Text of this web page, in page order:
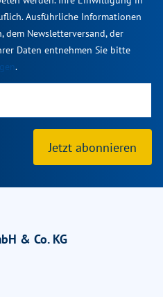
Ausführliche Informationen
Newsletterversand, der
Daten entnehmen Sie bitte
.
Jetzt abonnieren
& Co. KG